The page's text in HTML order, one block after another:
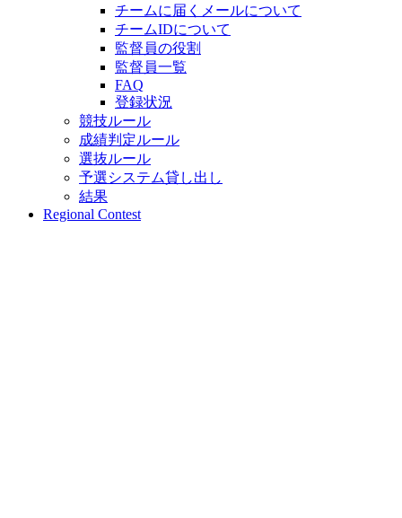
チームに届くメールについて
チームIDについて
監督員の役割
監督員一覧
FAQ
登録状況
競技ルール
成績判定ルール
選抜ルール
予選システム貸し出し
結果
Regional Contest